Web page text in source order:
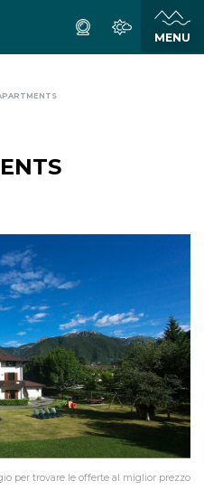
per trovare le offerte al miglior prezzo